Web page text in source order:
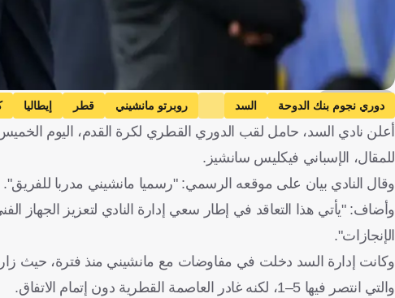
دوري نجوم بنك الدوحة السد روبرتو مانشيني قطر إيطاليا
أعلن نادي السد، حامل لقب الدوري القطري لكرة القدم، اليوم
للمقال، الإسباني فيكليس سانشيز.
وقال النادي بيان على موقعه الرسمي: "رسميا مانشيني مدربا للفريق".
وأضاف: "يأتي هذا التعاقد في إطار سعي إدارة النادي لتعزيز
الإنجازات".
وكانت إدارة السد دخلت في مفاوضات مع مانشيني منذ فترة، حيث
والتي انتصر فيها 5–1، لكنه غادر العاصمة القطرية دون إتمام الاتفاق.